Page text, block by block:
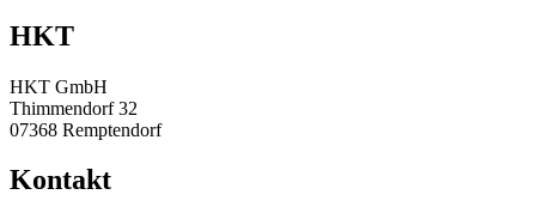
HKT
HKT GmbH
Thimmendorf 32
07368 Remptendorf
Kontakt